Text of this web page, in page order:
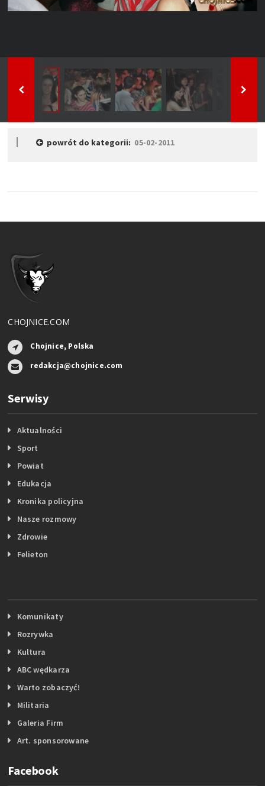
powrót do kategorii: 05-02-2011
CHOJNICE.COM
Chojnice, Polska
redakcja@chojnice.com
Serwisy
Aktualności
Sport
Powiat
Edukacja
Kronika policyjna
Nasze rozmowy
Zdrowie
Felieton
Komunikaty
Rozrywka
Kultura
ABC wędkarza
Warto zobaczyć!
Militaria
Galeria Firm
Art. sponsorowane
Facebook